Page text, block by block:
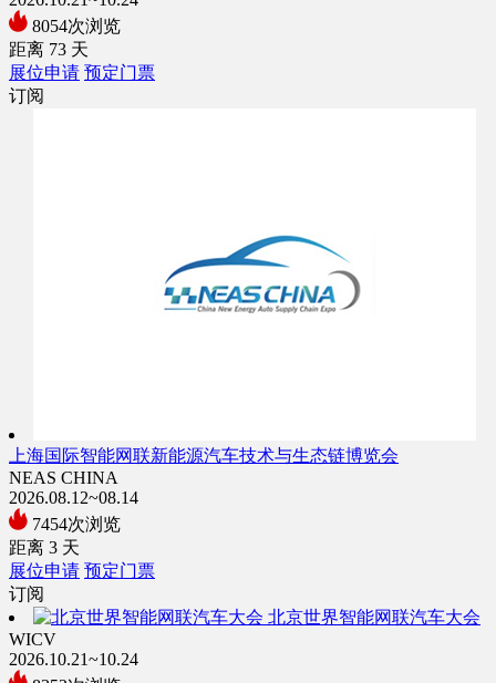
8054次浏览
距离 73 天
展位申请 预定门票
订阅
上海国际智能网联新能源汽车技术与生态链博览会
NEAS CHINA
2026.08.12~08.14
7454次浏览
距离 3 天
展位申请 预定门票
订阅
北京世界智能网联汽车大会
WICV
2026.10.21~10.24